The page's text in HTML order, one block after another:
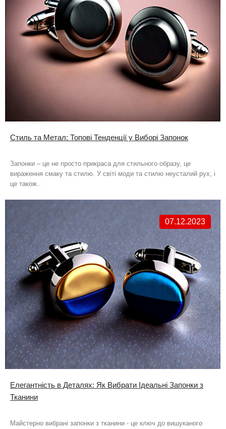
Стиль та Метал: Топові Тенденції у Виборі Запонок
Запонки – це не просто прикраса для стильного образу, це
вираження смаку та стилю. У світі моди та стилю неусталий рух, і
це також..
07.12.2023
Елегантність в Деталях: Як Вибрати Ідеальні Запонки з
Тканини
Майстерно вибрані запонки з тканини - це ключ до вишуканого